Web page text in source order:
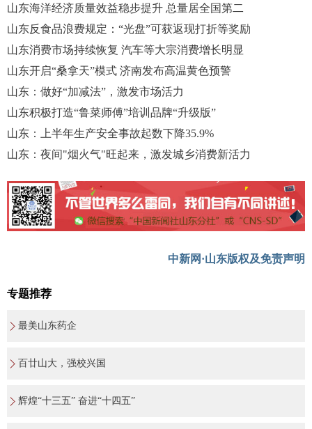
山东海洋经济质量效益稳步提升 总量居全国第二
山东反食品浪费规定：“光盘”可获返现打折等奖励
山东消费市场持续恢复 汽车等大宗消费增长明显
山东开启“桑拿天”模式 济南发布高温黄色预警
山东：做好“加减法”，激发市场活力
山东积极打造“鲁菜师傅”培训品牌“升级版”
山东：上半年生产安全事故起数下降35.9%
山东：夜间"烟火气"旺起来，激发城乡消费新活力
中新网·山东版权及免责声明
专题推荐
最美山东药企
百廿山大，强校兴国
辉煌“十三五” 奋进“十四五”